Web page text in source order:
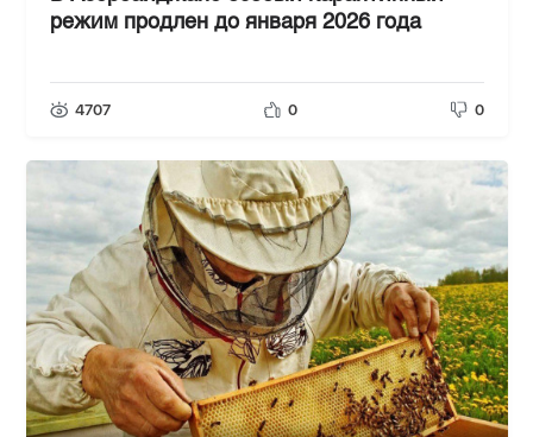
режим продлен до января 2026 года
4707 0 0